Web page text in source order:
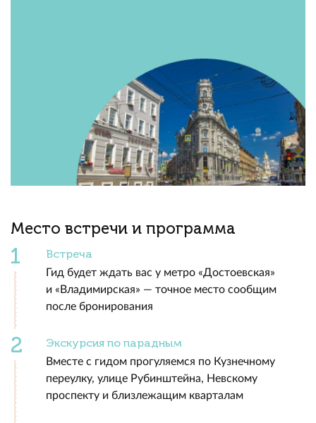
Место встречи и программа
Встреча
Гид будет ждать вас у метро «Достоевская»
и «Владимирская» — точное место сообщим
после бронирования
Экскурсия по парадным
Вместе с гидом прогуляемся по Кузнечному
переулку, улице Рубинштейна, Невскому
проспекту и близлежащим кварталам